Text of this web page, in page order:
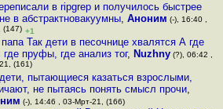
в ripgrep и получилось быстрее
в абстрактновакуумны, Аноним (-), 16:40 ,
(147) +1
Так дети в песочнице хвалятся А где
где пруфы, где анализ тог, Nuzhny(?), 06:42 ,
(161)
пытающиеся казаться взрослыми,
не пытаясь понять смысл прочи,
(-), 14:46 , 03-Мрт-21, (166)